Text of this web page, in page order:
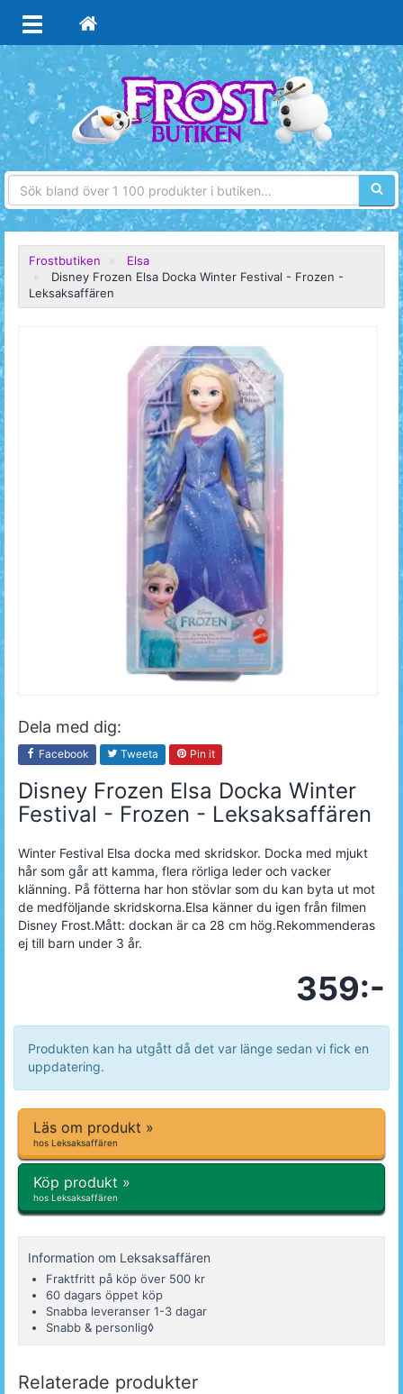
Frostbutiken
Elsa
Disney Frozen Elsa Docka Winter Festival - Frozen -
Leksaksaffären
Dela med dig:
Facebook Tweeta Pin it
Disney Frozen Elsa Docka Winter
Festival - Frozen - Leksaksaffären
Winter Festival Elsa docka med skridskor. Docka med mjukt
hår som går att kamma, flera rörliga leder och vacker
klänning. På fötterna har hon stövlar som du kan byta ut mot
de medföljande skridskorna.Elsa känner du igen från filmen
Disney Frost.Mått: dockan är ca 28 cm hög.Rekommenderas
ej till barn under 3 år.
359:-
Produkten kan ha utgått då det var länge sedan vi fick en
uppdatering.
Läs om produkt »
hos Leksaksaffären
Köp produkt »
hos Leksaksaffären
Information om Leksaksaffären
Fraktfritt på köp över 500 kr
60 dagars öppet köp
Snabba leveranser 1-3 dagar
Snabb & personlig◊
Relaterade produkter